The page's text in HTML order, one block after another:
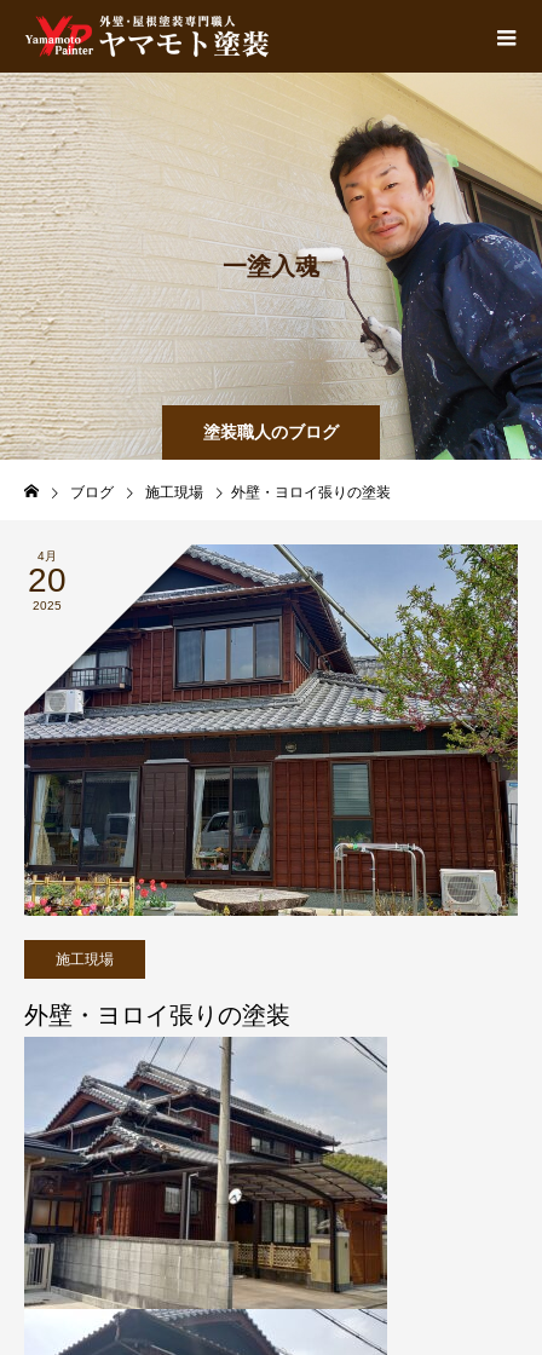
塗装職人のブログ
一塗入魂
ブログ 施工現場 外壁・ヨロイ張りの塗装
4月
20
2025
施工現場
外壁・ヨロイ張りの塗装